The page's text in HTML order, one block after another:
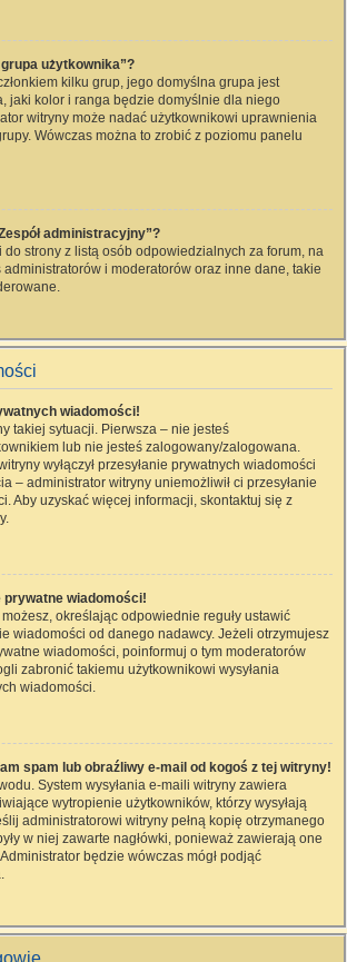
użytkownika”?
kilku grup, jego domyślna grupa jest
jaki kolor i ranga będzie domyślnie dla niego
witryny może nadać użytkownikowi uprawnienia
Wówczas można to zrobić z poziomu panelu
administracyjny”?
strony z listą osób odpowiedzialnych za forum, na
i moderatorów oraz inne dane, takie
wiadomości!
takiej sytuacji. Pierwsza – nie jesteś
lub nie jesteś zalogowany/zalogowana.
wyłączył przesyłanie prywatnych wiadomości
– administrator witryny uniemożliwił ci przesyłanie
Aby uzyskać więcej informacji, skontaktuj się z
wiadomości!
określając odpowiednie reguły ustawić
wiadomości od danego nadawcy. Jeżeli otrzymujesz
wiadomości, poinformuj o tym moderatorów
zabronić takiemu użytkownikowi wysyłania
wiadomości.
spam lub obraźliwy e-mail od kogoś z tej witryny!
System wysyłania e-maili witryny zawiera
wytropienie użytkowników, którzy wysyłają
administratorowi witryny pełną kopię otrzymanego
w niej zawarte nagłówki, ponieważ zawierają one
będzie wówczas mógł podjąć